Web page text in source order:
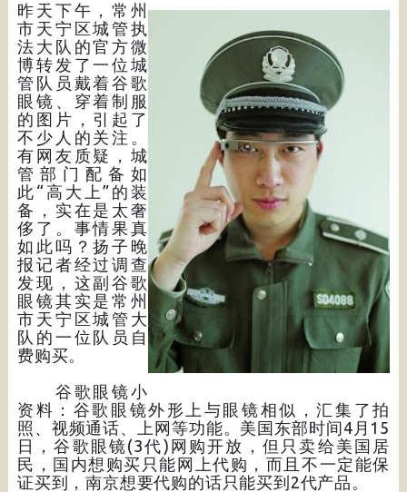
昨天下午，常州
市天宁区城管执
法大队的官方微
博转发了一位城
管队员戴着谷歌
眼镜、穿着制服
的图片，引起了
不少人的关注。
有网友质疑，城
管部门配备如
此“高大上”的装
备，实在是太奢
侈了。事情果真
如此吗？扬子晚
报记者经过调查
发现，这副谷歌
眼镜其实是常州
市天宁区城管大
队的一位队员自
费购买。
谷歌眼镜小
资料：谷歌眼镜外形上与眼镜相似，汇集了拍
照、视频通话、上网等功能。美国东部时间4月15
日，谷歌眼镜(3代)网购开放，但只卖给美国居
民，国内想购买只能网上代购，而且不一定能保
证买到，南京想要代购的话只能买到2代产品。